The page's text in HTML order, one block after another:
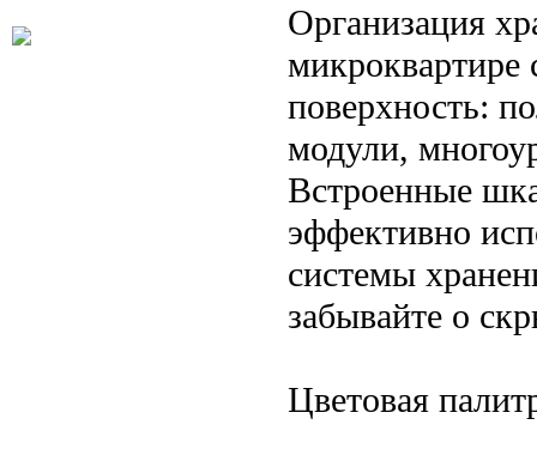
Организация
микроквартире
поверхность:
модули,
Встроенные
эффективно
системы
забывайте о
Цветовая